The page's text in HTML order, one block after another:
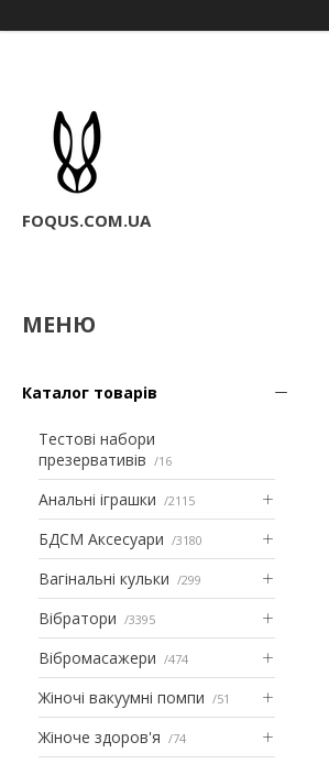
FOQUS.COM.UA
Каталог товарів
Тестові набори
презервативів
16
Анальні іграшки 2115
БДСМ Аксесуари 3180
Вагінальні кульки 299
Вібратори 3395
Вібромасажери 474
Жіночі вакуумні помпи 51
Жіноче здоров'я 74